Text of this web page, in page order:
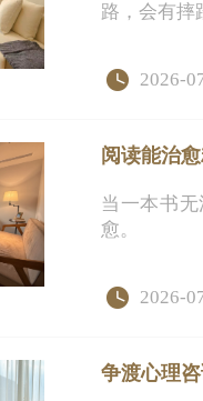
路，会有摔
2026-
阅读能治
当一本书
愈。
2026-
争渡心理